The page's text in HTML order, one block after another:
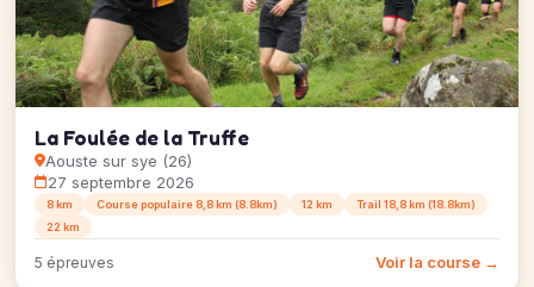
La Foulée de la Truffe
Aouste sur sye (26)
27 septembre 2026
8 km Course populaire 8,8 km (8.8km) 12 km
Trail 18,8 km (18.8km)
22 km
5 épreuves Voir la course →